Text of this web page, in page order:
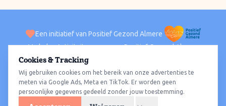
Een initiatief van Positief Gezond Almere
VerhalenActiviteiten Positief Gezond Almere
ACTIVITEITEN PER WIJK
Alle wijkenAlmere HavenAlmere StadAlmere BuitenAlmere Poort
Almere HoutAlmere OosterwoldWat te doen
Cookies & Tracking
Wij gebruiken cookies om het bereik van onze advertenties te
meten via Google Ads, Meta en TikTok. Er worden geen
persoonlijke gegevens gedeeld zonder jouw toestemming.